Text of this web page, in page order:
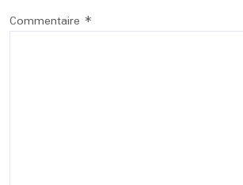
Commentaire *